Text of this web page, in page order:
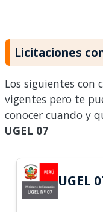
Licitaciones
Los siguientes con
vigentes pero te
conocer cuando y
UGEL 07
UGEL